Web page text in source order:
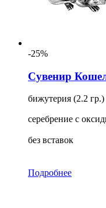
-25%
Сувенир
бижутерия (2.2 гр.)
серебрение с
без вставок
Подробнее